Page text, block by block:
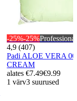
-25%-25%Professional
4,9 (407)
Padi ALOE VERA
CREAM
alates €7.49€9.99
1 värv3 suurused